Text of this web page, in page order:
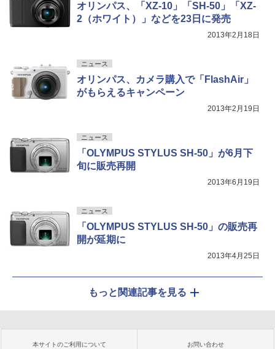
オリンパス、「XZ-10」「SH-50」「XZ-
2（ホワイト）」などを23日に発売
2013年2月18日
ニュース
オリンパス、カメラ購入で「FlashAir」
がもらえるキャンペーン
2013年2月19日
ニュース
「OLYMPUS STYLUS SH-50」が6月下
旬に販売再開
2013年6月19日
ニュース
「OLYMPUS STYLUS SH-50」の販売再
開が延期に
2013年4月25日
もっと関連記事を見る
本サイトのご利用について お問い合わせ